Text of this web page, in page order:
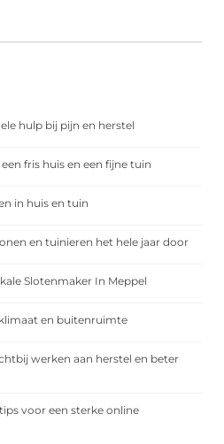
hulp bij pijn en herstel
fris huis en een fijne tuin
in huis en tuin
en tuinieren het hele jaar door
Slotenmaker In Meppel
en buitenruimte
werken aan herstel en beter
voor een sterke online